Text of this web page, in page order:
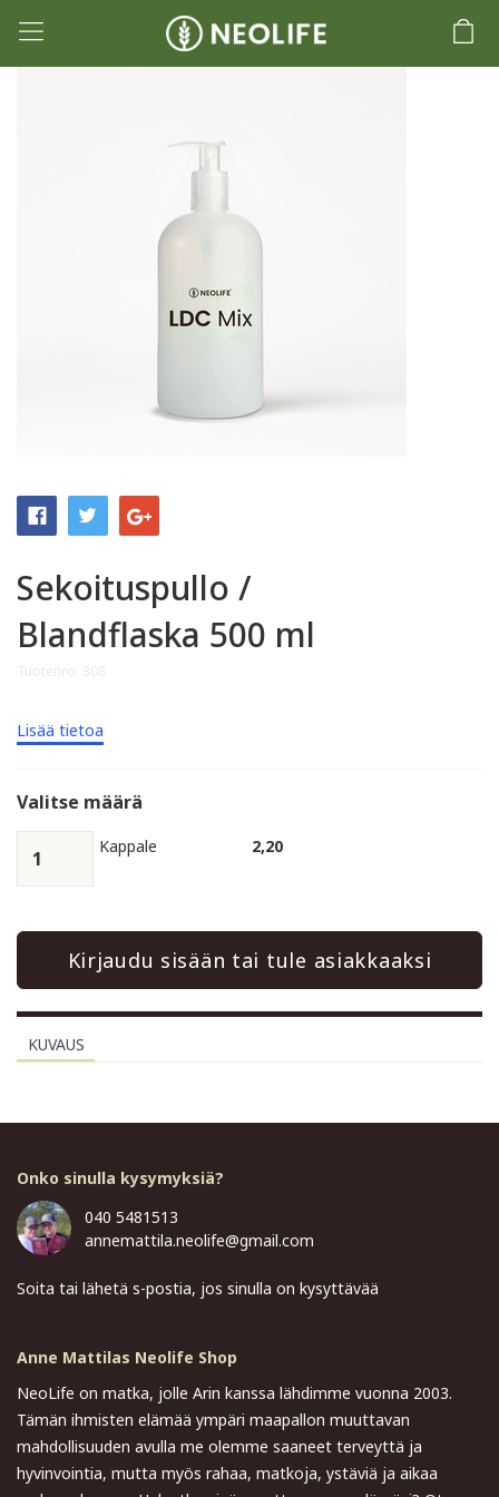
Sekoituspullo /
Blandflaska 500 ml
Lisää tietoa
Valitse määrä
Kappale 2,20
Kirjaudu sisään tai tule asiakkaaksi
KUVAUS
Onko sinulla kysymyksiä?
040 5481513
annemattila.neolife@gmail.com
Soita tai lähetä s-postia, jos sinulla on kysyttävää
Anne Mattilas Neolife Shop
NeoLife on matka, jolle Arin kanssa lähdimme vuonna 2003.
Tämän ihmisten elämää ympäri maapallon muuttavan
mahdollisuuden avulla me olemme saaneet terveyttä ja
hyvinvointia, mutta myös rahaa, matkoja, ystäviä ja aikaa